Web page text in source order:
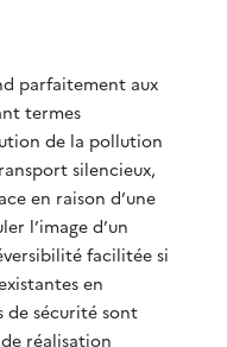
parfaitement aux
termes
de la pollution
silencieux,
en raison d’une
l’image d’un
facilitée si
en
de sécurité sont
réalisation